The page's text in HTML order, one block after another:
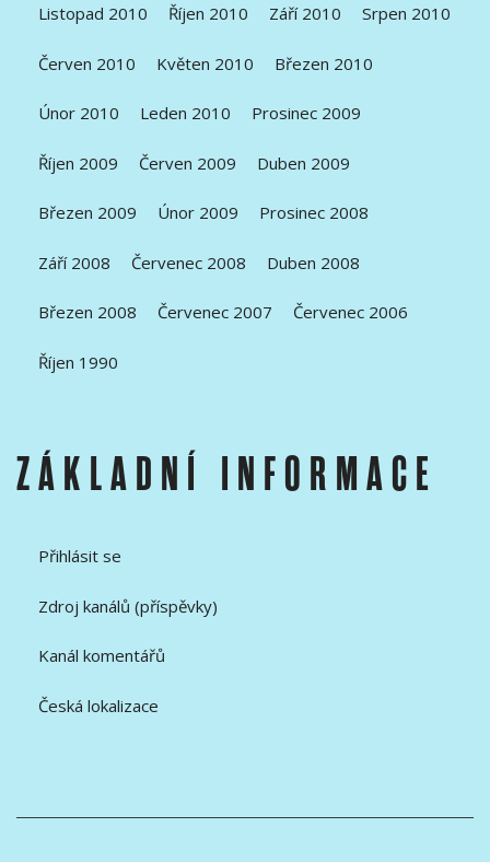
Listopad 2010 Říjen 2010 Září 2010 Srpen 2010
Červen 2010 Květen 2010 Březen 2010
Únor 2010 Leden 2010 Prosinec 2009
Říjen 2009 Červen 2009 Duben 2009
Březen 2009 Únor 2009 Prosinec 2008
Září 2008 Červenec 2008 Duben 2008
Březen 2008 Červenec 2007 Červenec 2006
Říjen 1990
ZÁKLADNÍ INFORMACE
Přihlásit se
Zdroj kanálů (příspěvky)
Kanál komentářů
Česká lokalizace